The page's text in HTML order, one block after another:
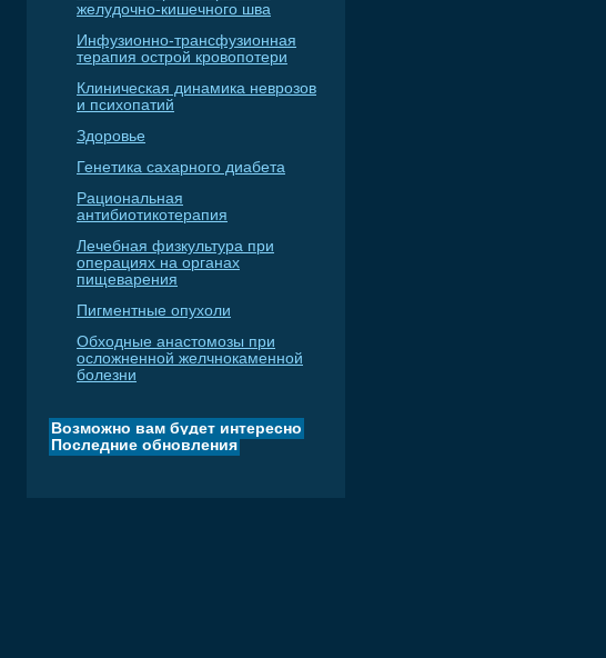
желудочно-кишечного шва
Инфузионно-трансфузионная
терапия острой кровопотери
Клиническая динамика неврозов
и психопатий
Здоровье
Генетика сахарного диабета
Рациональная
антибиотикотерапия
Лечебная физкультура при
операциях на органах
пищеварения
Пигментные опухоли
Обходные анастомозы при
осложненной желчнокаменной
болезни
Возможно вам будет интересно
Последние обновления